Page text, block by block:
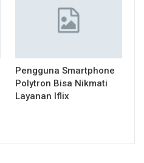
Pengguna Smartphone
Polytron Bisa Nikmati
Layanan Iflix